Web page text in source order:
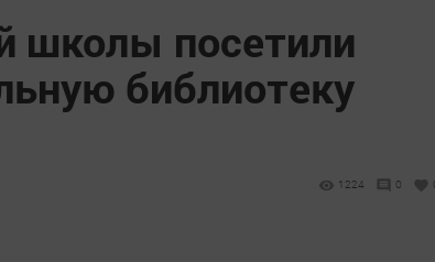
школы посетили
библиотеку
1224 0